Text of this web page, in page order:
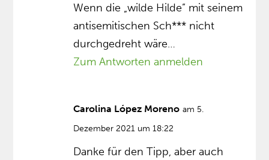
Wenn die „wilde Hilde” mit seinem
antisemitischen Sch*** nicht
durchgedreht wäre…
Zum Antworten anmelden
Carolina López Moreno am 5.
Dezember 2021 um 18:22
Danke für den Tipp, aber auch